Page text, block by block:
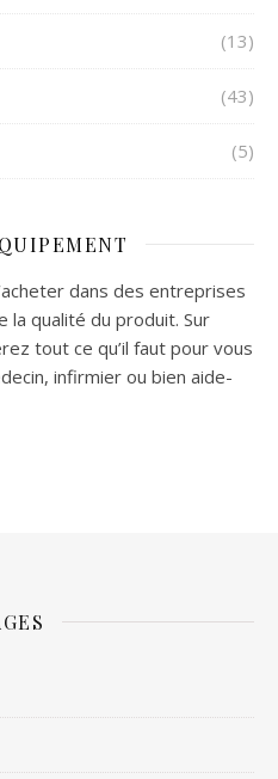
(13)
(43)
(5)
dans des entreprises
la qualité du produit. Sur
tout ce qu’il faut pour vous
infirmier ou bien aide-